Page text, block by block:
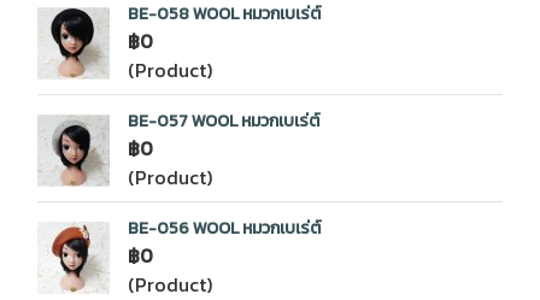
BE-058 WOOL หมวกเบเร่ต์
฿0
(Product)
BE-057 WOOL หมวกเบเร่ต์
฿0
(Product)
BE-056 WOOL หมวกเบเร่ต์
฿0
(Product)